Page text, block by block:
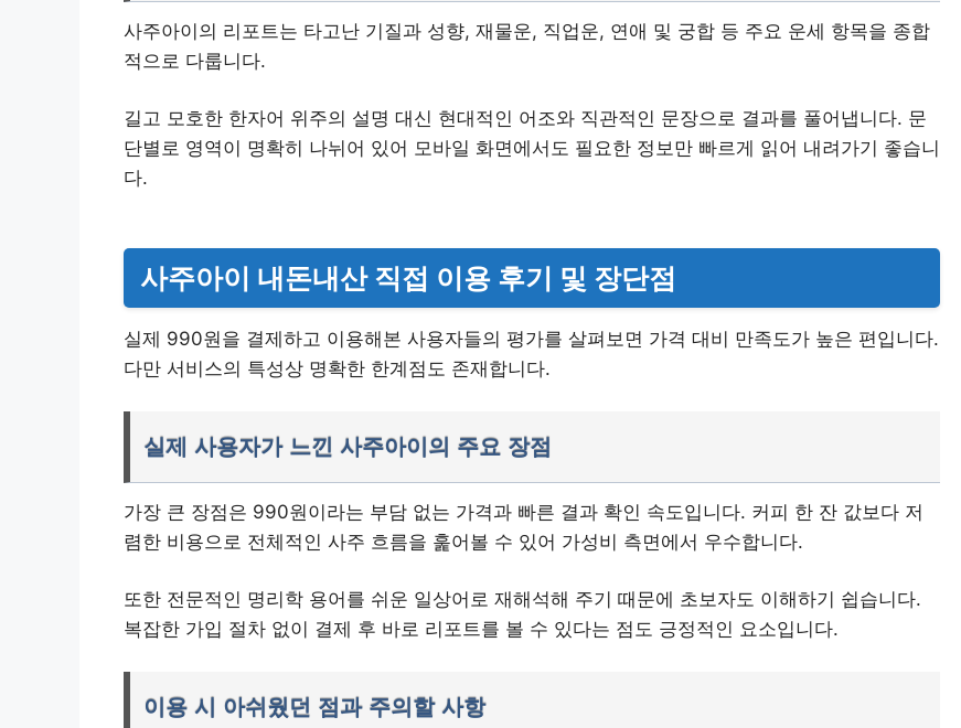
사주아이의 리포트는 타고난 기질과 성향, 재물운, 직업운, 연애 및 궁합 등 주요 운세 항목을 종합
적으로 다룹니다.
길고 모호한 한자어 위주의 설명 대신 현대적인 어조와 직관적인 문장으로 결과를 풀어냅니다. 문
단별로 영역이 명확히 나뉘어 있어 모바일 화면에서도 필요한 정보만 빠르게 읽어 내려가기 좋습니
다.
사주아이 내돈내산 직접 이용 후기 및 장단점
실제 990원을 결제하고 이용해본 사용자들의 평가를 살펴보면 가격 대비 만족도가 높은 편입니다.
다만 서비스의 특성상 명확한 한계점도 존재합니다.
실제 사용자가 느낀 사주아이의 주요 장점
가장 큰 장점은 990원이라는 부담 없는 가격과 빠른 결과 확인 속도입니다. 커피 한 잔 값보다 저
렴한 비용으로 전체적인 사주 흐름을 훑어볼 수 있어 가성비 측면에서 우수합니다.
또한 전문적인 명리학 용어를 쉬운 일상어로 재해석해 주기 때문에 초보자도 이해하기 쉽습니다.
복잡한 가입 절차 없이 결제 후 바로 리포트를 볼 수 있다는 점도 긍정적인 요소입니다.
이용 시 아쉬웠던 점과 주의할 사항